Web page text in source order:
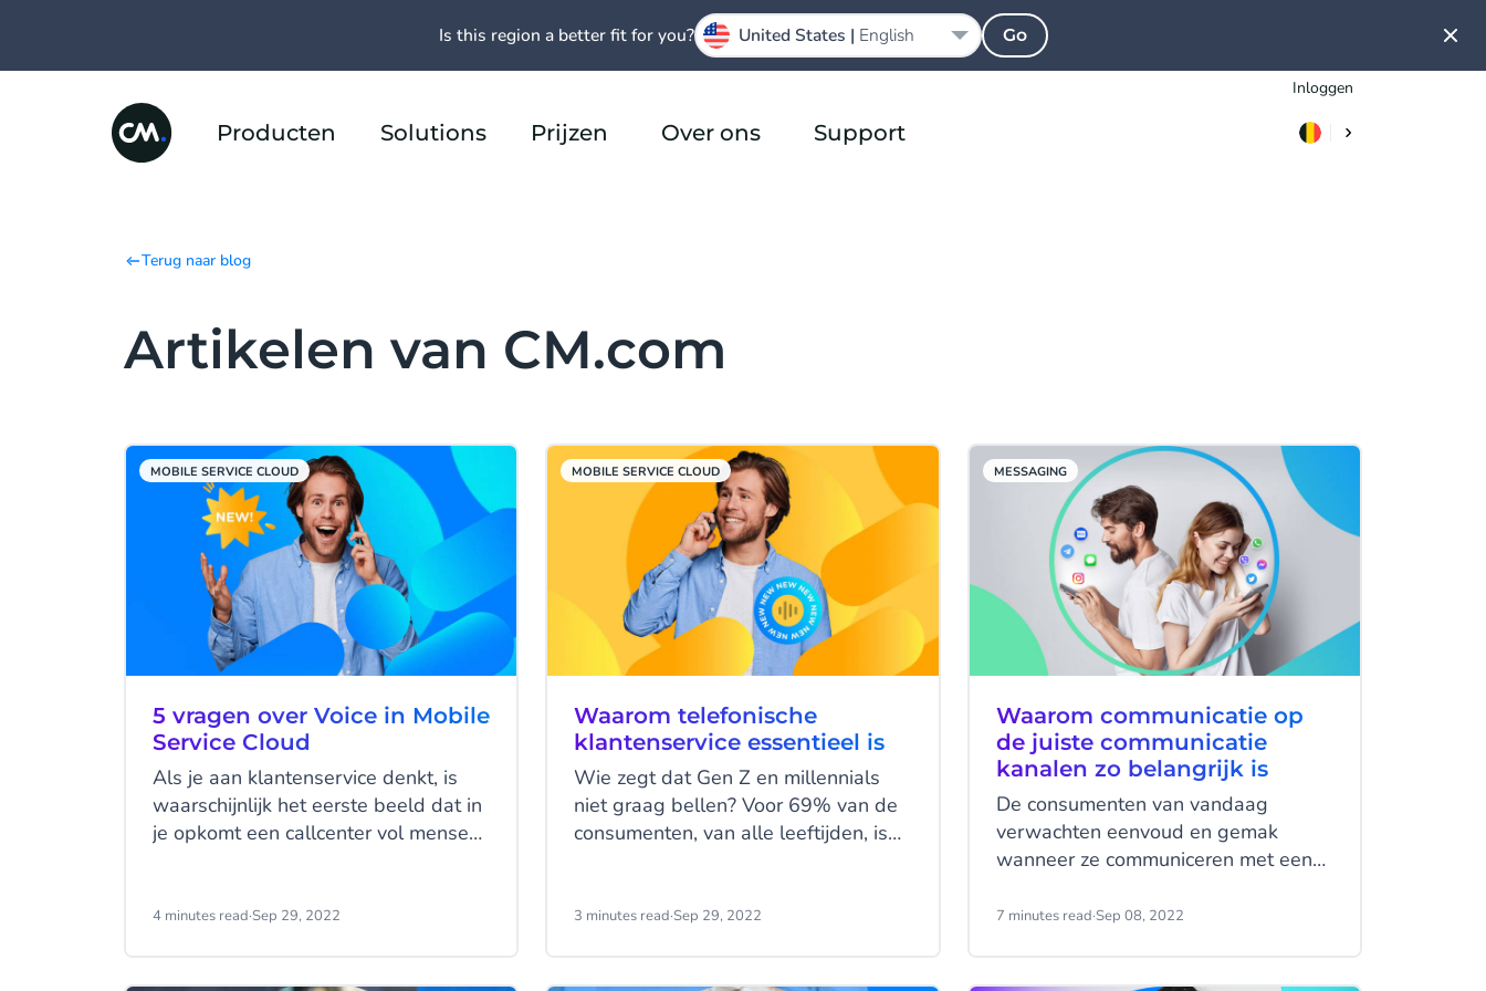
Inloggen
Producten Solutions Prijzen Over ons Support
Terug naar blog
Artikelen van CM.com
MOBILE SERVICE CLOUD
5 vragen over Voice in Mobile
Service Cloud
Als je aan klantenservice denkt, is
waarschijnlijk het eerste beeld dat in
je opkomt een callcenter vol mensen
dagelijks leven gebruik maken van
4 minutes read·Sep 29, 2022
MOBILE SERVICE CLOUD
Waarom telefonische
klantenservice essentieel is
Wie zegt dat Gen Z en millennials
niet graag bellen? Voor 69% van de
consumenten, van alle leeftijden, is
Bovendien zijn de zoekopdrachten op
3 minutes read·Sep 29, 2022
MESSAGING
Waarom communicatie op
de juiste communicatie
kanalen zo belangrijk is
De consumenten van vandaag
verwachten eenvoud en gemak
wanneer ze communiceren met een
interacties en bereikbaarheid
7 minutes read·Sep 08, 2022
Is this region a better fit for you? United States | English Go